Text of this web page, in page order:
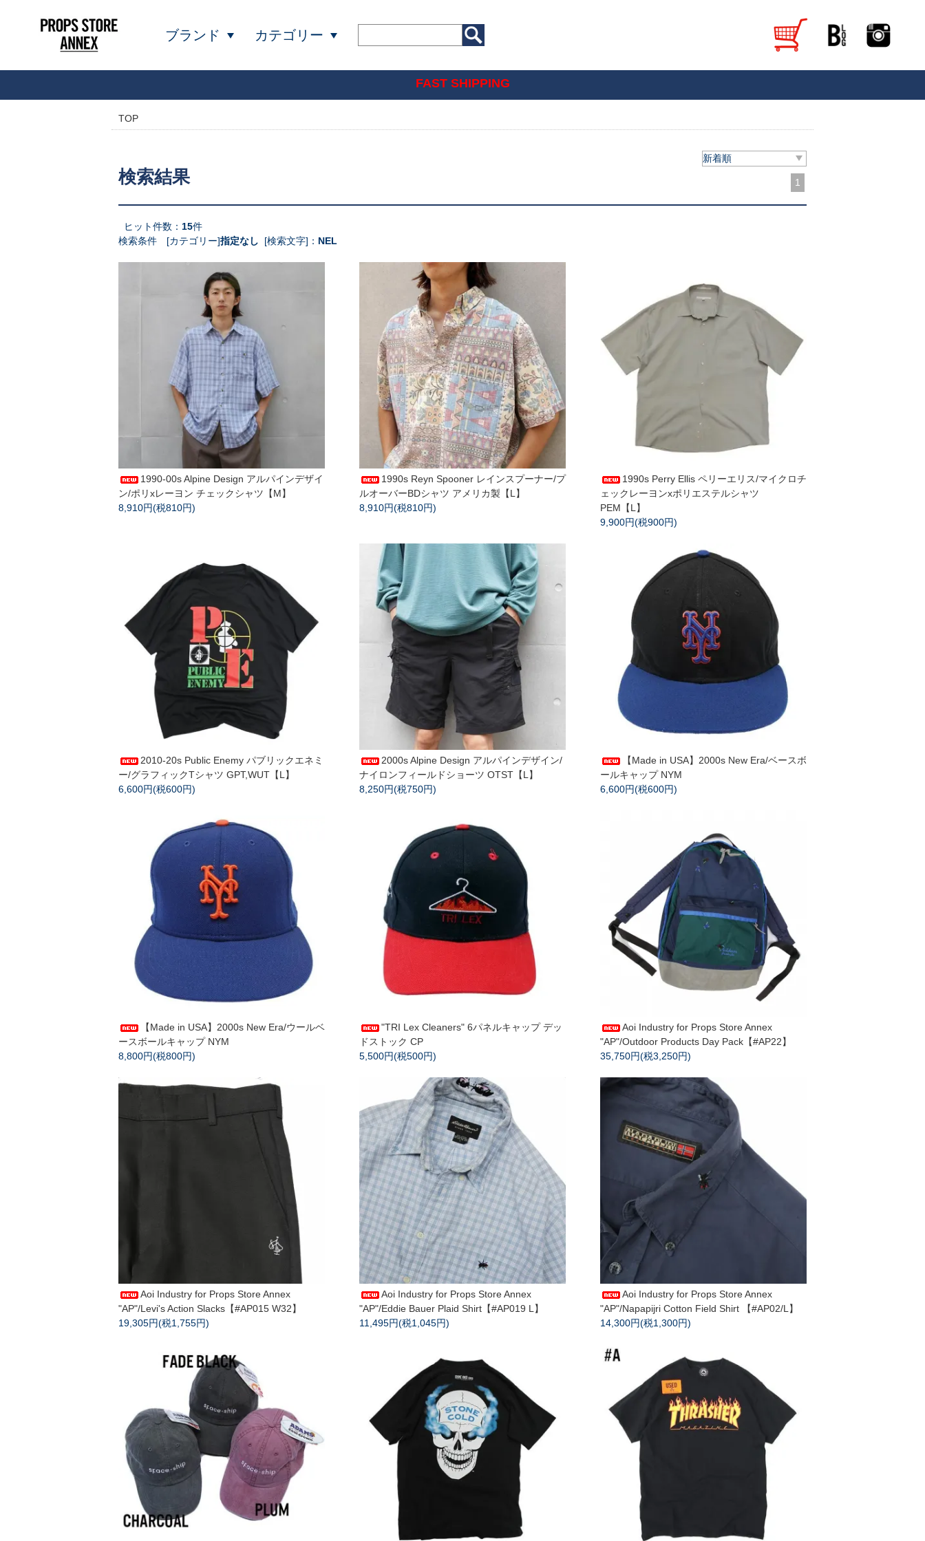
ブランド カテゴリー
FAST SHIPPING
TOP
検索結果
新着順
1
ヒット件数： 15件
検索条件 [カテゴリー]指定なし [検索文字]： NEL
1990-00s Alpine Design アルパインデザイ
ン/ポリxレーヨン チェックシャツ【M】
8,910円(税810円)
1990s Reyn Spooner レインスプーナー/プ
ルオーバーBDシャツ アメリカ製【L】
8,910円(税810円)
1990s Perry Ellis ペリーエリス/マイクロチ
ェックレーヨンxポリエステルシャツ
PEM【L】
9,900円(税900円)
2010-20s Public Enemy パブリックエネミ
ー/グラフィックTシャツ GPT,WUT【L】
6,600円(税600円)
2000s Alpine Design アルパインデザイン/
ナイロンフィールドショーツ OTST【L】
8,250円(税750円)
【Made in USA】2000s New Era/ベースボ
ールキャップ NYM
6,600円(税600円)
【Made in USA】2000s New Era/ウールベ
ースボールキャップ NYM
8,800円(税800円)
"TRI Lex Cleaners" 6パネルキャップ デッ
ドストック CP
5,500円(税500円)
Aoi Industry for Props Store Annex
"AP"/Outdoor Products Day Pack【#AP22】
35,750円(税3,250円)
Aoi Industry for Props Store Annex
"AP"/Levi's Action Slacks【#AP015 W32】
19,305円(税1,755円)
Aoi Industry for Props Store Annex
"AP"/Eddie Bauer Plaid Shirt【#AP019 L】
11,495円(税1,045円)
Aoi Industry for Props Store Annex
"AP"/Napapijri Cotton Field Shirt 【#AP02/L】
14,300円(税1,300円)